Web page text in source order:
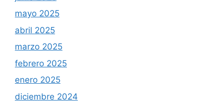
mayo 2025
abril 2025
marzo 2025
febrero 2025
enero 2025
diciembre 2024